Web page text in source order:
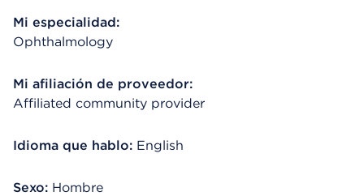
Mi especialidad:
Ophthalmology
Mi afiliación de proveedor:
Affiliated community provider
Idioma que hablo: English
Sexo: Hombre